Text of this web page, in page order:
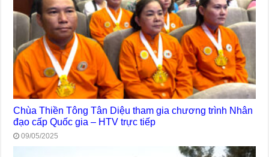
Chùa Thiền Tông Tân Diệu tham gia chương trình Nhân
đạo cấp Quốc gia – HTV trực tiếp
09/05/2025